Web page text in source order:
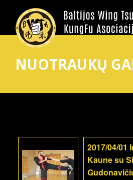
NUOTRAUKŲ
2017/04/01
Kaune su